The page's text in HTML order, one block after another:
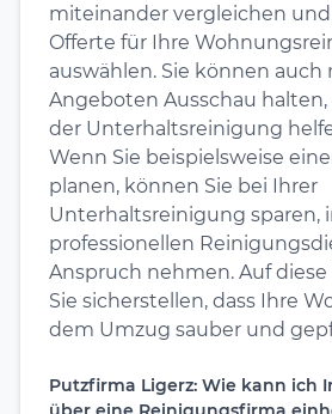
miteinander vergleichen
Offerte für Ihre
auswählen. Sie können auch
Angeboten Ausschau
der Unterhaltsreinigung
Wenn Sie beispielsweise
planen, können Sie bei Ihrer
Unterhaltsreinigung sparen,
professionellen
Anspruch nehmen. Auf
Sie sicherstellen, dass Ihre
dem Umzug sauber und
Putzfirma Ligerz: Wie kann ich